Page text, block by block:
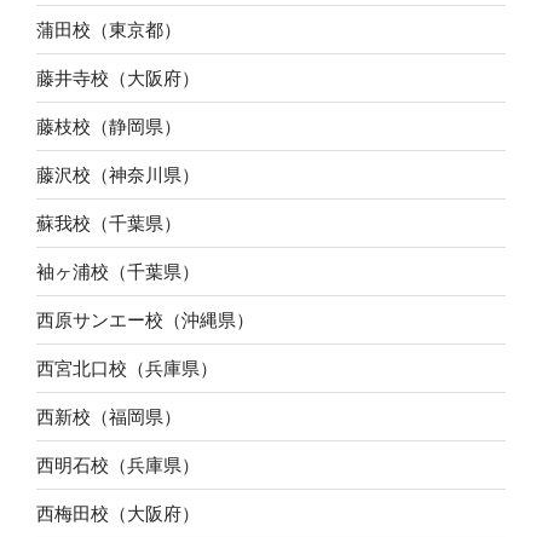
蒲田校（東京都）
藤井寺校（大阪府）
藤枝校（静岡県）
藤沢校（神奈川県）
蘇我校（千葉県）
袖ヶ浦校（千葉県）
西原サンエー校（沖縄県）
西宮北口校（兵庫県）
西新校（福岡県）
西明石校（兵庫県）
西梅田校（大阪府）